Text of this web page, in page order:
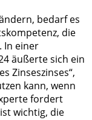
bedarf es
die
In einer
äußerte sich ein
Zinseszinses“,
kann, wenn
fordert
wichtig, die